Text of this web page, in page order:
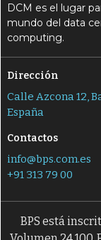
DCM es el lugar
mundo del data
computing.
Dirección
Calle Azcona 12,
España
Contactos
info@bps.com.es
+91 313 79 00
BPS está